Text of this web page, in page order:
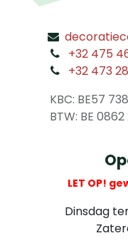
+32 475
+32 473
KBC: BE57
BTW: BE 0862
LET OP!
Dinsdag